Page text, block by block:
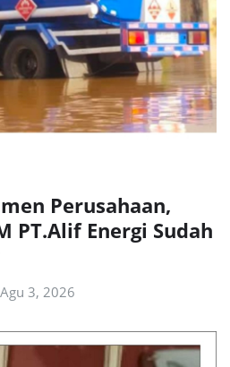
Perusahaan,
PT.Alif Energi Sudah
Agu 3, 2026